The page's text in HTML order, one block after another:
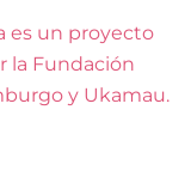
es un proyecto
la Fundación
y Ukamau.